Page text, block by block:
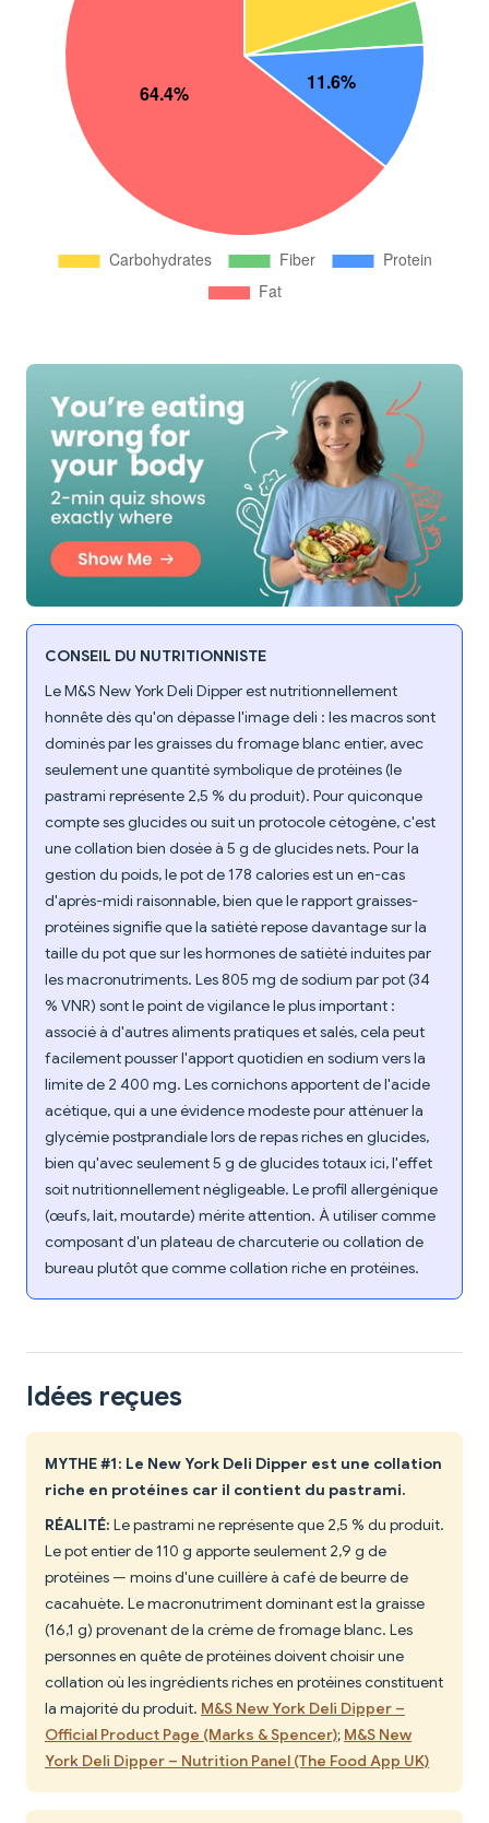
CONSEIL DU NUTRITIONNISTE
Le M&S New York Deli Dipper est nutritionnellement
honnête dès qu'on dépasse l'image deli : les macros sont
dominés par les graisses du fromage blanc entier, avec
seulement une quantité symbolique de protéines (le
pastrami représente 2,5 % du produit). Pour quiconque
compte ses glucides ou suit un protocole cétogène, c'est
une collation bien dosée à 5 g de glucides nets. Pour la
gestion du poids, le pot de 178 calories est un en-cas
d'après-midi raisonnable, bien que le rapport graisses-
protéines signifie que la satiété repose davantage sur la
taille du pot que sur les hormones de satiété induites par
les macronutriments. Les 805 mg de sodium par pot (34
% VNR) sont le point de vigilance le plus important :
associé à d'autres aliments pratiques et salés, cela peut
facilement pousser l'apport quotidien en sodium vers la
limite de 2 400 mg. Les cornichons apportent de l'acide
acétique, qui a une évidence modeste pour atténuer la
glycémie postprandiale lors de repas riches en glucides,
bien qu'avec seulement 5 g de glucides totaux ici, l'effet
soit nutritionnellement négligeable. Le profil allergénique
(œufs, lait, moutarde) mérite attention. À utiliser comme
composant d'un plateau de charcuterie ou collation de
bureau plutôt que comme collation riche en protéines.
Idées reçues
MYTHE #1: Le New York Deli Dipper est une collation
riche en protéines car il contient du pastrami.
RÉALITÉ: Le pastrami ne représente que 2,5 % du produit.
Le pot entier de 110 g apporte seulement 2,9 g de
protéines — moins d'une cuillère à café de beurre de
cacahuète. Le macronutriment dominant est la graisse
(16,1 g) provenant de la crème de fromage blanc. Les
personnes en quête de protéines doivent choisir une
collation où les ingrédients riches en protéines constituent
la majorité du produit. M&S New York Deli Dipper –
Official Product Page (Marks & Spencer); M&S New
York Deli Dipper – Nutrition Panel (The Food App UK)